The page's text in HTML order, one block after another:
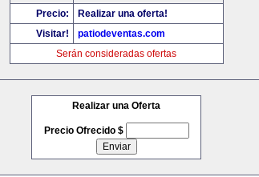
Precio:
Realizar una oferta!
Visitar!
patiodeventas.com
Serán consideradas ofertas
Realizar una Oferta
Precio Ofrecido $